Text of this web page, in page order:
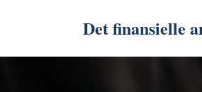
Det finansielle